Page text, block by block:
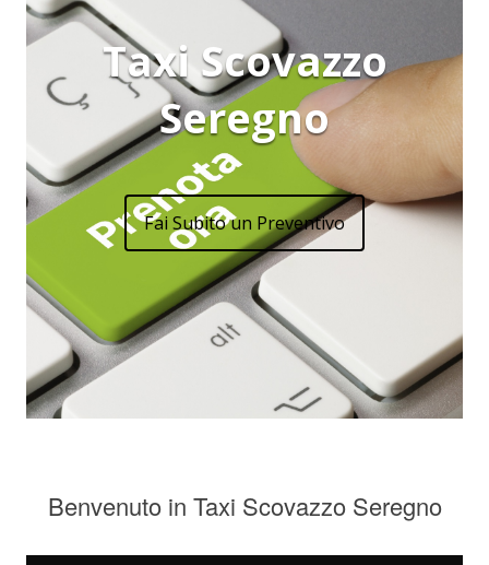
Taxi Scovazzo
Seregno
Fai Subito un Preventivo
Benvenuto in Taxi Scovazzo Seregno